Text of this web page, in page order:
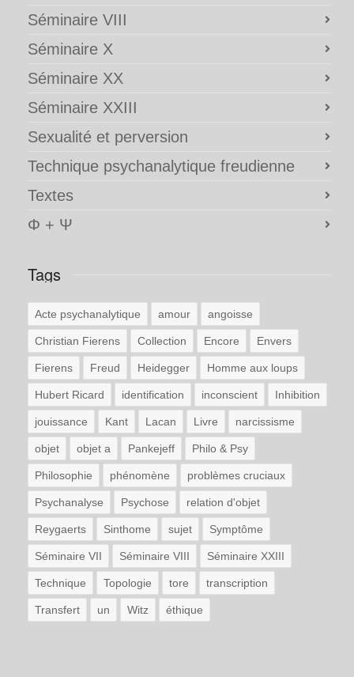
Séminaire VIII
Séminaire X
Séminaire XX
Séminaire XXIII
Sexualité et perversion
Technique psychanalytique freudienne
Textes
Φ + Ψ
Tags
Acte psychanalytique amour angoisse
Christian Fierens Collection Encore Envers
Fierens Freud Heidegger Homme aux loups
Hubert Ricard identification inconscient Inhibition
jouissance Kant Lacan Livre narcissisme
objet objet a Pankejeff Philo & Psy
Philosophie phénomène problèmes cruciaux
Psychanalyse Psychose relation d'objet
Reygaerts Sinthome sujet Symptôme
Séminaire VII Séminaire VIII Séminaire XXIII
Technique Topologie tore transcription
Transfert un Witz éthique